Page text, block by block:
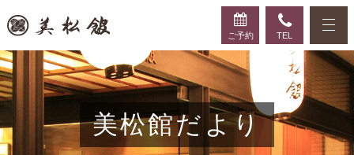
ご予約 TEL
美松館だより